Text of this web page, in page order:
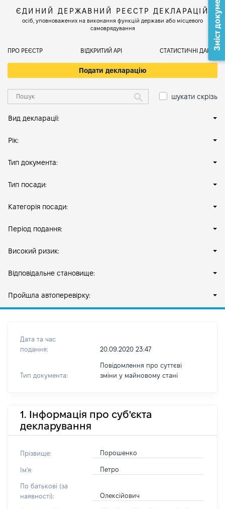
ЄДИНИЙ ДЕРЖАВНИЙ РЕЄСТР ДЕКЛАРАЦІЙ
осіб, уповноважених на виконання функцій держави або місцевого
самоврядування
ПРО РЕЄСТР ВІДКРИТИЙ АРІ СТАТИСТИЧНІ ДАНІ
Подати декларацію
шукати скрізь
Вид декларації:
Рік:
Тип документа:
Тип посади:
Категорія посади:
Період подання:
Високий ризик:
Відповідальне становище:
Пройшла автоперевірку:
Дата та час
подання:
20.09.2020 23:47
Тип документа:
Повідомлення про суттєві
зміни y майновому стані
1. Інформація про суб'єкта
декларування
Прізвище: Порошенко
Ім'я: Петро
По батькові (за
наявності):
Олексійович
Зміст документа